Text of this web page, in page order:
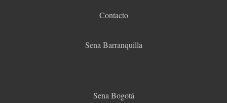
Contacto
Sena Barranquilla
Sena Bogotá